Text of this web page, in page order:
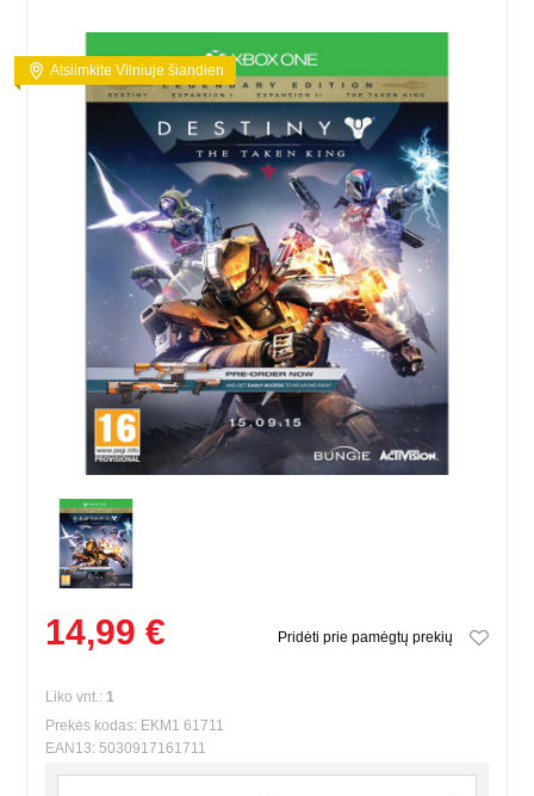
Atsiimkite Vilniuje šiandien
14,99 € Pridėti prie pamėgtų prekių
Liko vnt.: 1
Prekės kodas: EKM1 61711
EAN13: 5030917161711